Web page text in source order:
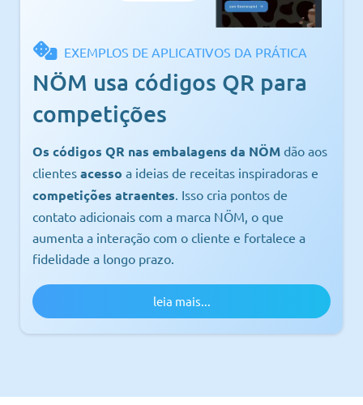
EXEMPLOS DE APLICATIVOS DA PRÁTICA
NÖM usa códigos QR para
competições
Os códigos QR nas embalagens da NÖM dão aos
clientes acesso a ideias de receitas inspiradoras e
competições atraentes . Isso cria pontos de
contato adicionais com a marca NÖM, o que
aumenta a interação com o cliente e fortalece a
fidelidade a longo prazo.
leia mais...